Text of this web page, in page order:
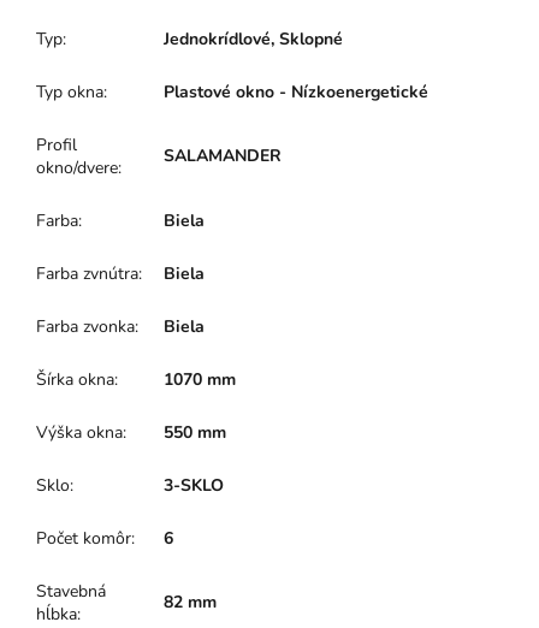
Typ: Jednokrídlové, Sklopné
Typ okna: Plastové okno - Nízkoenergetické
Profil
okno/dvere:
SALAMANDER
Farba: Biela
Farba zvnútra: Biela
Farba zvonka: Biela
Šírka okna: 1070 mm
Výška okna: 550 mm
Sklo: 3-SKLO
Počet komôr: 6
Stavebná
hĺbka:
82 mm